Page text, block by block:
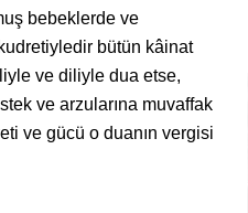
bebeklerde ve
bütün kâinat
ve diliyle dua etse,
ve arzularına muvaffak
ve gücü o duanın vergisi